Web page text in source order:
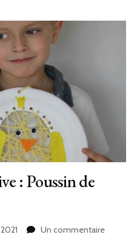
: Poussin de
Un commentairesur